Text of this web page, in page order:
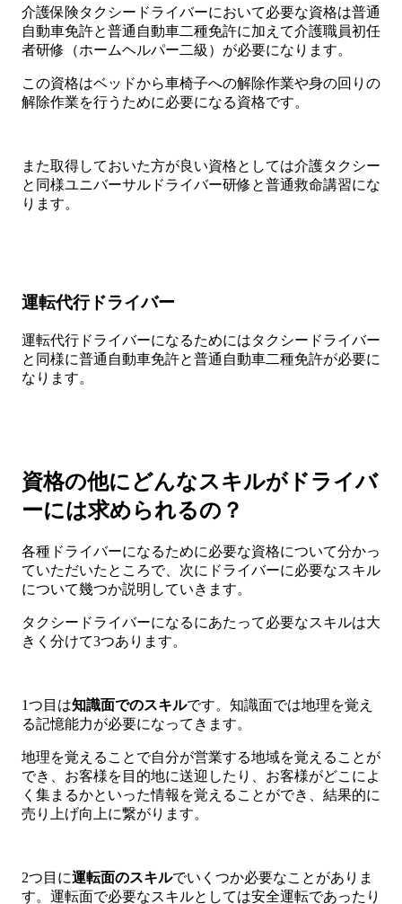
介護保険タクシードライバーにおいて必要な資格は普通
自動車免許と普通自動車二種免許に加えて介護職員初任
者研修（ホームヘルパー二級）が必要になります。
この資格はベッドから車椅子への解除作業や身の回りの
解除作業を行うために必要になる資格です。
また取得しておいた方が良い資格としては介護タクシー
と同様ユニバーサルドライバー研修と普通救命講習にな
ります。
運転代行ドライバー
運転代行ドライバーになるためにはタクシードライバー
と同様に普通自動車免許と普通自動車二種免許が必要に
なります。
資格の他にどんなスキルがドライバ
ーには求められるの？
各種ドライバーになるために必要な資格について分かっ
ていただいたところで、次にドライバーに必要なスキル
について幾つか説明していきます。
タクシードライバーになるにあたって必要なスキルは大
きく分けて3つあります。
1つ目は知識面でのスキルです。知識面では地理を覚え
る記憶能力が必要になってきます。
地理を覚えることで自分が営業する地域を覚えることが
でき、お客様を目的地に送迎したり、お客様がどこによ
く集まるかといった情報を覚えることができ、結果的に
売り上げ向上に繋がります。
2つ目に運転面のスキルでいくつか必要なことがありま
す。運転面で必要なスキルとしては安全運転であったり